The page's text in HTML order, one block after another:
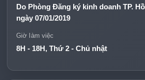
Do Phòng Đăng ký kinh doanh TP.
ngày 07/01/2019
Giờ làm việc
8H - 18H, Thứ 2 - Chủ nhật